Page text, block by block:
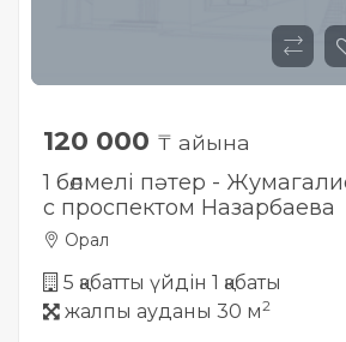
120 000 ₸ айына
1 бөлмелі пәтер -
с проспектом Назарбаева
Орал
5 қабатты үйдін 1 қабаты
жалпы ауданы 30 м2